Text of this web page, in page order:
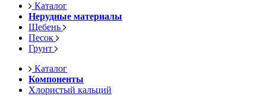
Каталог
Нерудные материалы
Щебень
Песок
Грунт
Каталог
Компоненты
Хлористый кальций